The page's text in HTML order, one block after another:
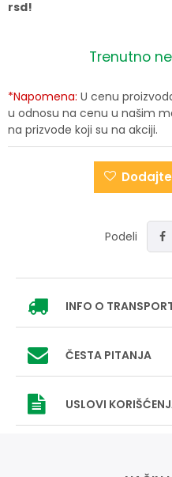
rsd!
Trenutno
*Napomena: U cenu
u odnosu na cenu u našim
na prizvode koji su na akciji.
Podeli
INFO O
ČESTA PITANJA
USLOVI